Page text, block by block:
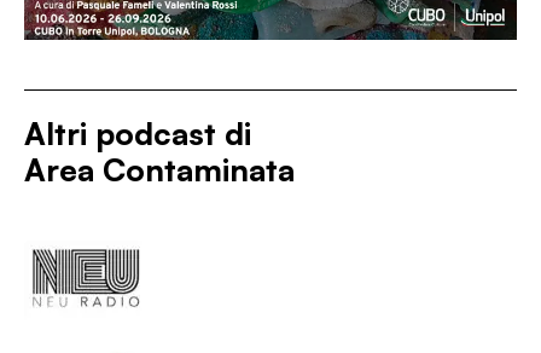
Altri podcast di
Area Contaminata